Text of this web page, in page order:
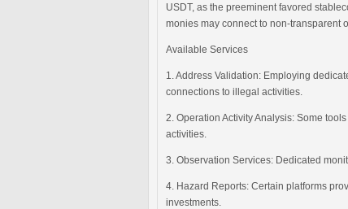
USDT, as the preeminent favored
monies may connect to non-transparent
Available Services
1. Address Validation: Employing
connections to illegal activities.
2. Operation Activity Analysis: Some
activities.
3. Observation Services: Dedicated
4. Hazard Reports: Certain platforms
investments.